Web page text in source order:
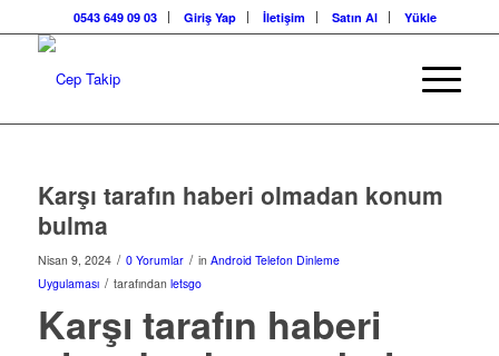
0543 649 09 03 Giriş Yap İletişim Satın Al Yükle
Karşı tarafın haberi olmadan konum
bulma
Nisan 9, 2024 / 0 Yorumlar / in Android Telefon Dinleme
Uygulaması / tarafından letsgo
Karşı tarafın haberi